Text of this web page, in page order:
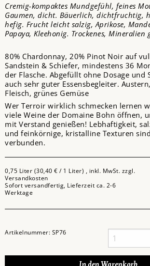
Cremig-kompaktes Mundgefühl, feines
Gaumen, dicht. Bäuerlich, dichtfruchtig,
hefig. Frucht leicht salzig, Aprikose,
Papaya, Kleehonig. Trockenes, Mineralien
80% Chardonnay, 20% Pinot Noir auf
Sandstein & Schiefer, mindestens 36
der Flasche. Abgefüllt ohne Dosage und
auch sehr guter Essensbegleiter.
Fleisch, grünes Gemüse
Wer Terroir wirklich schmecken lernen
viele Weine der Domaine Bohn öffnen,
mit Verstand genießen! Lebhaftigkeit,
und feinkörnige, kristalline Texturen
verbunden.
0,75 Liter (30,40 € / 1 Liter) , inkl. MwSt. zzgl.
Versandkosten
Sofort versandfertig, Lieferzeit ca. 2-6
Werktage
Artikelnummer: SP76